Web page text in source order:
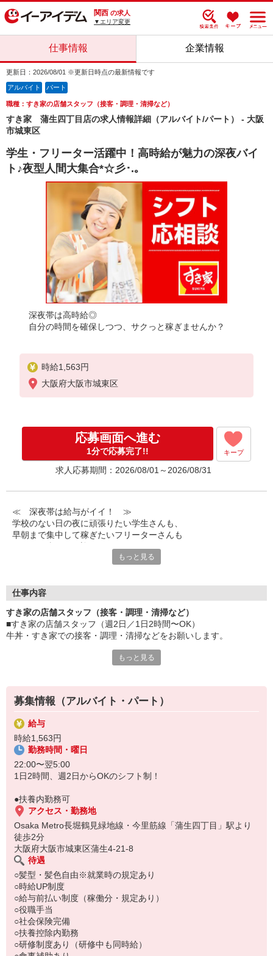
関西 の求人
▼エリア変更
仕事情報 企業情報
更新日：2026/08/01 ※更新日時点の最新情報です
アルバイト パート
職種：すき家の店舗スタッフ（接客・調理・清掃など）
すき家 蒲生四丁目店の求人情報詳細（アルバイト/パート） - 大阪
市城東区
学生・フリーター活躍中！高時給が魅力の深夜バイ
ト♪夜型人間大集合*☆彡･.｡
深夜帯は高時給◎
自分の時間を確保しつつ、サクっと稼ぎませんか？
時給1,563円
大阪府大阪市城東区
応募画面へ進む
1分で応募完了!! キープ
求人応募期間：2026/08/01～2026/08/31
≪ 深夜帯は給与がイイ！ ≫
学校のない日の夜に頑張りたい学生さんも、
早朝まで集中して稼ぎたいフリーターさんも
オシャレを捨てる必要はありません！
急な出費も安心♪
■社員登用あり
将来を考えている方は必見です。
なか卯、かつ庵、ココス、ジョリーパスタ、ビッグボーイ、華屋
ョーグループ！
その中のひとつ『すき家』でお仕事しませんか？
もっと見る
仕事内容
すき家の店舗スタッフ（接客・調理・清掃など）
■すき家の店舗スタッフ（週2日／1日2時間〜OK）
牛丼・すき家での接客・調理・清掃などをお願いします。
あなたの笑顔で！
すばやく提供！
他にも、食材の調整や金銭管理、新しく入社したクルーの研修など
様々なお仕事があります。
セルフオーダー、セルフ会計で、現金の受け渡しはほとんどありま
せん。※一部店舗を除く
取り間違いもなく安心でスムーズ♪
マニュアルも用意していますので飲食店が初めての方でも大丈夫！
もちろん先輩クルーがしっかり教えてくれるので安心してくださ
い。
もっと見る
募集情報（アルバイト・パート）
給与
時給1,563円
勤務時間・曜日
22:00〜翌5:00
1日2時間、週2日からOKのシフト制！
●扶養内勤務可
アクセス・勤務地
Osaka Metro長堀鶴見緑地線・今里筋線「蒲生四丁目」駅より
徒歩2分
大阪府大阪市城東区蒲生4-21-8
待遇
○髪型・髪色自由※就業時の規定あり
○時給UP制度
○給与前払い制度（稼働分・規定あり）
○役職手当
○社会保険完備
○扶養控除内勤務
○研修制度あり（研修中も同時給）